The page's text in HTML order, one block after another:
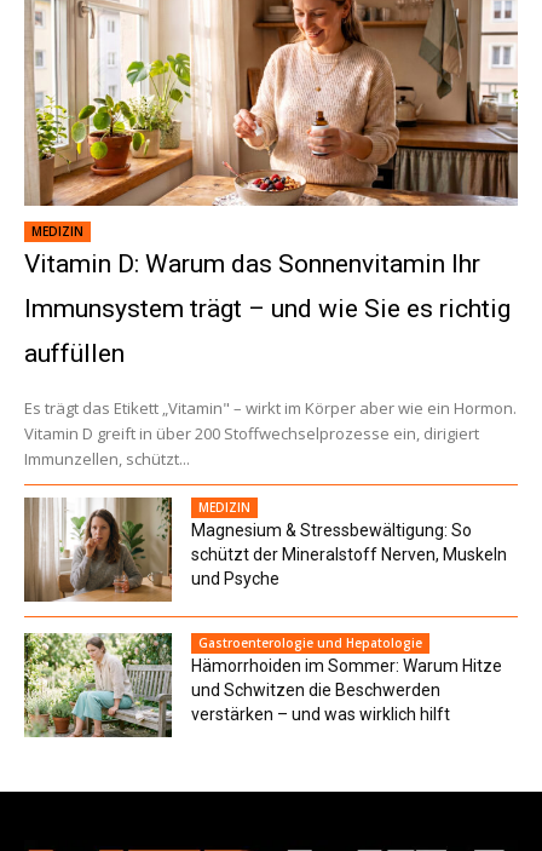
MEDIZIN
Vitamin D: Warum das Sonnenvitamin Ihr
Immunsystem trägt – und wie Sie es richtig
auffüllen
Es trägt das Etikett „Vitamin" – wirkt im Körper aber wie ein Hormon.
Vitamin D greift in über 200 Stoffwechselprozesse ein, dirigiert
Immunzellen, schützt...
MEDIZIN
Magnesium & Stressbewältigung: So
schützt der Mineralstoff Nerven, Muskeln
und Psyche
Gastroenterologie und Hepatologie
Hämorrhoiden im Sommer: Warum Hitze
und Schwitzen die Beschwerden
verstärken – und was wirklich hilft